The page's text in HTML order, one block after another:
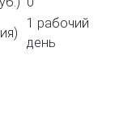
1 рабочий
день